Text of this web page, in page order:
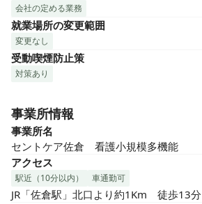
会社の定める業務
就業場所の変更範囲
変更なし
受動喫煙防止策
対策あり
事業所情報
事業所名
セントケア佐倉　看護小規模多機能
アクセス
駅近（10分以内） 車通勤可
JR「佐倉駅」北口より約1Km　徒歩13分